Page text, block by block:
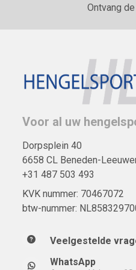
Ontvang
Voor al uw
Dorpsplein 40
6658 CL Beneden-
+31 487 503 493
KVK nummer: 70467072
btw-nummer:
Veelgestelde
WhatsApp